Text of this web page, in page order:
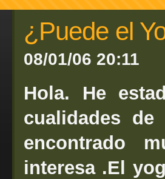
¿Puede el
08/01/06 20:11
Hola. He
cualidades
encontrado
interesa .El